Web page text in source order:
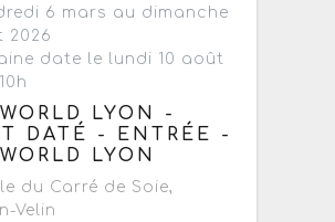
6 mars au dimanche
2026
date le lundi 10 août
LYON -
DATÉ - ENTRÉE -
LYON
du Carré de Soie,
Velin